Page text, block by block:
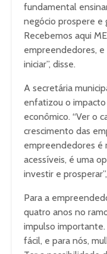
fundamental
negócio prospere e
Recebemos aqui
empreendedores,
iniciar”, disse.
A secretária
enfatizou o
econômico. “Ver o
crescimento das
empreendedores é
acessíveis, é uma
investir e
Para a
quatro anos no
impulso
fácil, e para nós,